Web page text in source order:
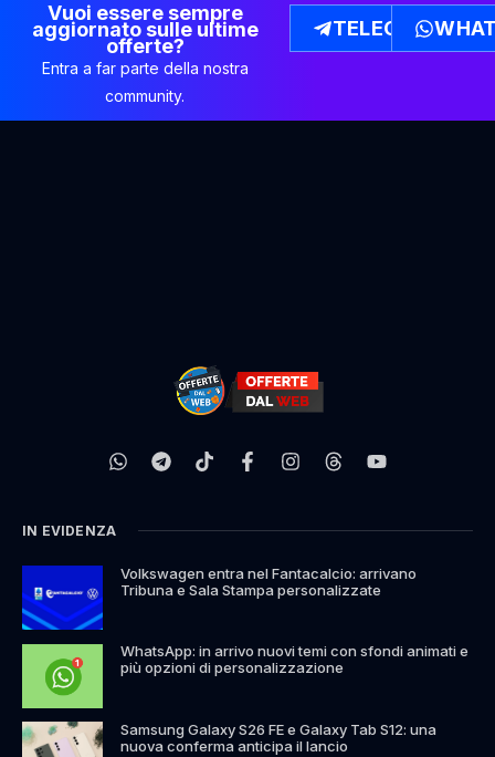
Vuoi essere sempre
aggiornato sulle ultime
offerte?
Entra a far parte della nostra
community.
TELEGRAM
IN EVIDENZA
Volkswagen entra nel Fantacalcio: arrivano
Tribuna e Sala Stampa personalizzate
WhatsApp: in arrivo nuovi temi con sfondi animati e
più opzioni di personalizzazione
Samsung Galaxy S26 FE e Galaxy Tab S12: una
nuova conferma anticipa il lancio